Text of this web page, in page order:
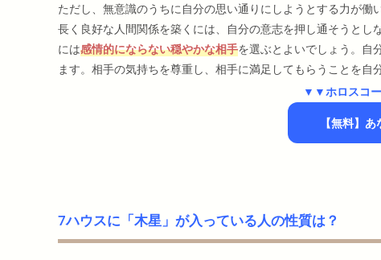
ただし、無意識のうちに自分の思い通りにしようとする力が働
長く良好な人間関係を築くには、自分の意志を押し通そうと
には感情的にならない穏やかな相手を選ぶとよいでしょう。自
ます。相手の気持ちを尊重し、相手に満足してもらうことを自
▼▼ホロスコ
【無料】
7ハウスに「木星」が入っている人の性質は？